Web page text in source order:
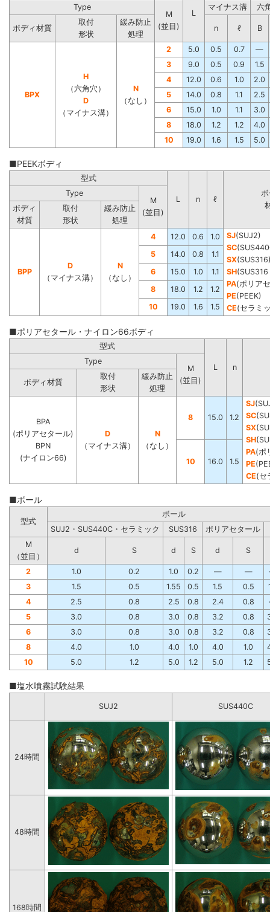
L
Type
M
(並目)
マイナス溝 六
ボディ材質
取付
形状
緩み防止
処理
n ℓ B
BPX
H
（六角穴）
D
（マイナス溝）
N
（なし）
2 5.0 0.5 0.7
―
3
9.0 0.5 0.9
1.5
4
12.0 0.6 1.0
2.0
5
14.0 0.8 1.1
2.5
6
15.0 1.0 1.1
3.0
8
18.0 1.2 1.2
4.0
10
19.0 1.6 1.5 5.0
■PEEKボディ
型式
L n ℓ
Type
M
(並目)
ボディ
材質
取付
形状
緩み防止
処理
BPP
D
（マイナス溝）
N
（なし）
4 12.0 0.6 1.0 SJ(SUJ2)
SC
SX
SH
PA(ポリア
PE(PEEK)
CE(セラミ
5 14.0 0.8
1.1
6
15.0 1.0
1.1
8
18.0 1.2
1.2
10
19.0 1.6 1.5
■ポリアセタール・ナイロン66ボディ
型式
L n
Type
M
(並目)
ボディ材質
取付
形状
緩み防止
処理
BPA
(ポリアセタール)
BPN
(ナイロン66)
D
（マイナス溝）
N
（なし）
8 15.0 1.2
SJ
SC
SX
SH
PA(ポ
PE
CE(セ
10 16.0 1.5
■ボール
型式
ボール
SUJ2・SUS440C・セラミック
SUS316
ポリアセタール
M
（並目）
d S d S d S
2 1.0 0.2 1.0 0.2 ― ―
3
1.5 0.5 1.55 0.5 1.5 0.5
4
2.5 0.8 2.5 0.8 2.4 0.8
5
3.0 0.8 3.0 0.8 3.2 0.8
6
3.0 0.8 3.0 0.8 3.2 0.8
8
4.0 1.0 4.0 1.0 4.0 1.0
10
5.0 1.2 5.0 1.2 5.0 1.2
■塩水噴霧試験結果
SUJ2 SUS440C
24時間
48時間
168時間